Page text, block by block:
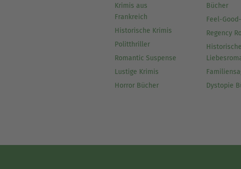
Krimis aus
Frankreich
Historische Krimis
Politthriller
Romantic Suspense
Lustige Krimis
Horror Bücher
Bücher
Feel-
Regency
Historische
Dystopie